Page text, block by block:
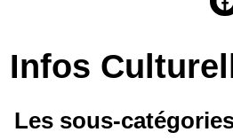
Economie
Infos
Les sous-